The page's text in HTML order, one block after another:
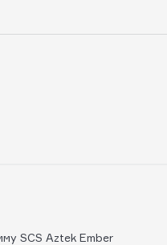
SCS Aztek Ember